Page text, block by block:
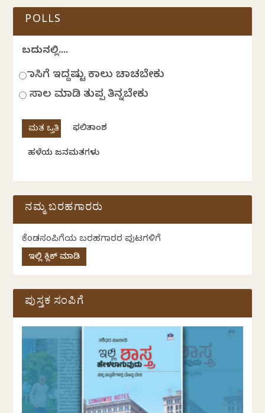
POLLS
ಬದುಕಿನಲ್ಲಿ....
ಹಾಸಿಗೆ ಇದ್ದಷ್ಟು ಕಾಲು ಚಾಚಬೇಕು
ಸಾಲ ಮಾಡಿ ತುಪ್ಪ ತಿನ್ನಬೇಕು
ಫಲಿತಾಂಶ
ಹಳೆಯ ಜನಮತಗಳು
ನಮ್ಮ ಬರಹಗಾರರು
ಕೆಂಡಸಂಪಿಗೆಯ ಬರಹಗಾರರ ಪುಟಗಳಿಗೆ
ಇಲ್ಲಿ ಕ್ಲಿಕ್ ಮಾಡಿ
ಪುಸ್ತಕ ಸಂಪಿಗೆ